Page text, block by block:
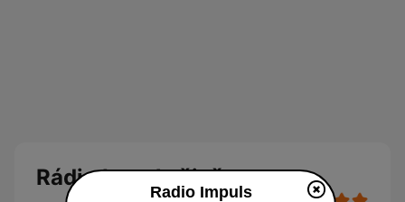
Rádio Impuls živě
Radio Impuls